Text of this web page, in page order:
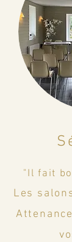
"Il fait
Les s